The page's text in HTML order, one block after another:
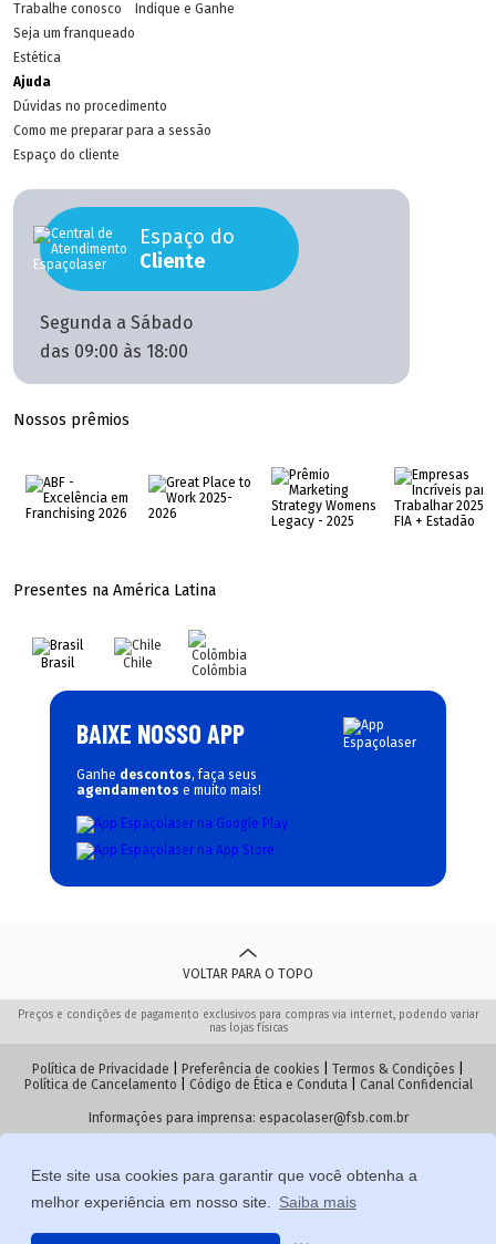
Este site usa cookies para garantir que você obtenha a
melhor experiência em nosso site. Saiba mais
Trabalhe conosco
Seja um franqueado
Estética
Indique e Ganhe
Ajuda
Dúvidas no procedimento
Como me preparar para a sessão
Espaço do cliente
Espaço do
Cliente
Segunda a Sábado
das 09:00 às 18:00
Nossos prêmios
Presentes na América Latina
Brasil Chile Colômbia
BAIXE NOSSO APP
Ganhe descontos, faça seus
agendamentos e muito mais!
VOLTAR PARA O TOPO
Preços e condições de pagamento exclusivos para compras via internet, podendo variar
nas lojas físicas
Política de Privacidade Preferência de cookies Termos & Condições
Política de Cancelamento
Código de Ética e Conduta| Canal Confidencial
Informações para imprensa: espacolaser@fsb.com.br
© 2026 Espaçolaser. Todos os direitos reservados